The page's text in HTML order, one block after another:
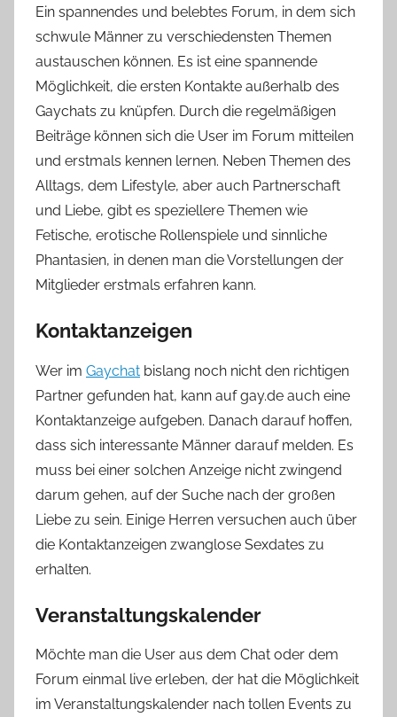
Ein spannendes und belebtes Forum, in dem sich
schwule Männer zu verschiedensten Themen
austauschen können. Es ist eine spannende
Möglichkeit, die ersten Kontakte außerhalb des
Gaychats zu knüpfen. Durch die regelmäßigen
Beiträge können sich die User im Forum mitteilen
und erstmals kennen lernen. Neben Themen des
Alltags, dem Lifestyle, aber auch Partnerschaft
und Liebe, gibt es speziellere Themen wie
Fetische, erotische Rollenspiele und sinnliche
Phantasien, in denen man die Vorstellungen der
Mitglieder erstmals erfahren kann.
Kontaktanzeigen
Wer im Gaychat bislang noch nicht den richtigen
Partner gefunden hat, kann auf gay.de auch eine
Kontaktanzeige aufgeben. Danach darauf hoffen,
dass sich interessante Männer darauf melden. Es
muss bei einer solchen Anzeige nicht zwingend
darum gehen, auf der Suche nach der großen
Liebe zu sein. Einige Herren versuchen auch über
die Kontaktanzeigen zwanglose Sexdates zu
erhalten.
Veranstaltungskalender
Möchte man die User aus dem Chat oder dem
Forum einmal live erleben, der hat die Möglichkeit
im Veranstaltungskalender nach tollen Events zu